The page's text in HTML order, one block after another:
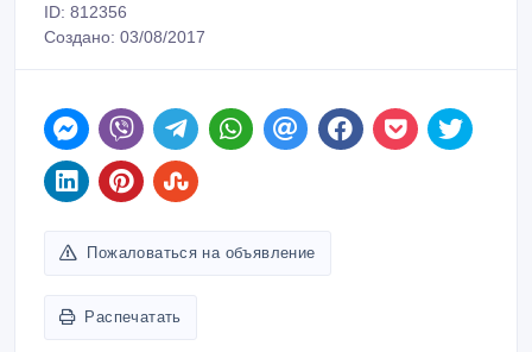
ID: 812356
Создано: 03/08/2017
Пожаловаться на объявление
Распечатать